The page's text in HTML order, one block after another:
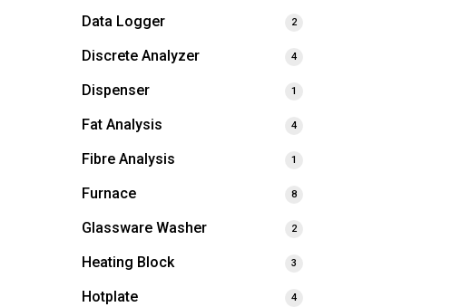
Data Logger 2
Discrete Analyzer 4
Dispenser 1
Fat Analysis 4
Fibre Analysis 1
Furnace 8
Glassware Washer 2
Heating Block 3
Hotplate 4